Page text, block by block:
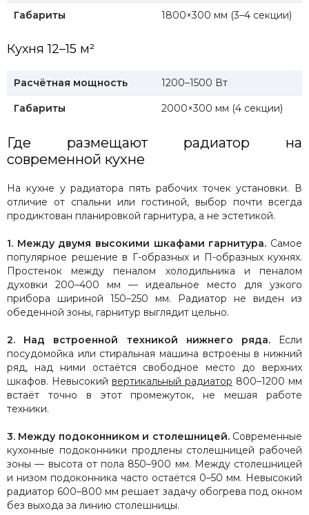
Габариты 1800×300 мм (3–4 секции)
Кухня 12–15 м²
Расчётная мощность 1200–1500 Вт
Габариты 2000×300 мм (4 секции)
Где размещают радиатор на
современной кухне
На кухне у радиатора пять рабочих точек установки. В
отличие от спальни или гостиной, выбор почти всегда
продиктован планировкой гарнитура, а не эстетикой.
1. Между двумя высокими шкафами гарнитура. Самое
популярное решение в Г-образных и П-образных кухнях.
Простенок между пеналом холодильника и пеналом
духовки 200–400 мм — идеальное место для узкого
прибора шириной 150–250 мм. Радиатор не виден из
обеденной зоны, гарнитур выглядит цельно.
2. Над встроенной техникой нижнего ряда.Если
посудомойка или стиральная машина встроены в нижний
ряд, над ними остаётся свободное место до верхних
шкафов. Невысокий вертикальный радиатор 800–1200 мм
встаёт точно в этот промежуток, не мешая работе
техники.
3. Между подоконником и столешницей.Современные
кухонные подоконники продлены столешницей рабочей
зоны — высота от пола 850–900 мм. Между столешницей
и низом подоконника часто остаётся 0–50 мм. Невысокий
радиатор 600–800 мм решает задачу обогрева под окном
без выхода за линию столешницы.